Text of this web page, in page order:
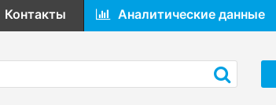
Контакты Аналитические данные